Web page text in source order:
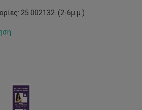
25 002132. (2-6μ.μ.)